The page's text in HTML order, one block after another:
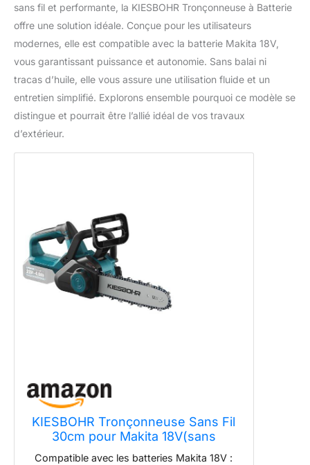
sans fil et performante, la KIESBOHR Tronçonneuse à Batterie
offre une solution idéale. Conçue pour les utilisateurs
modernes, elle est compatible avec la batterie Makita 18V,
vous garantissant puissance et autonomie. Sans balai ni
tracas d’huile, elle vous assure une utilisation fluide et un
entretien simplifié. Explorons ensemble pourquoi ce modèle se
distingue et pourrait être l’allié idéal de vos travaux
d’extérieur.
KIESBOHR Tronçonneuse Sans Fil
30cm pour Makita 18V(sans
batterie)
Compatible avec les batteries Makita 18V :